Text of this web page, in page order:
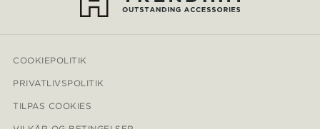
COOKIEPOLITIK
PRIVATLIVSPOLITIK
TILPAS COOKIES